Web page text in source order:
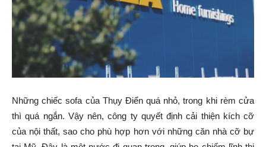
Những chiếc sofa của Thụy Điển quá nhỏ, trong khi rèm cửa
thì quá ngắn. Vậy nên, công ty quyết định cải thiện kích cỡ
của nội thất, sao cho phù hợp hơn với những căn nhà cỡ bự